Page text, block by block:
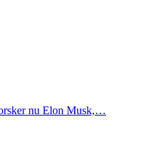
nu Elon Musk,…